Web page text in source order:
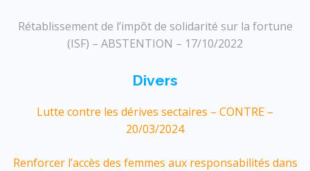
Rétablissement de l’impôt de solidarité sur la fortune
(ISF) – ABSTENTION – 17/10/2022
Divers
Lutte contre les dérives sectaires – CONTRE –
20/03/2024
Renforcer l’accès des femmes aux responsabilités dans